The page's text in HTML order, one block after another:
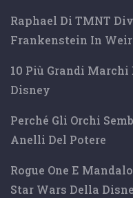
Raphael Di TMNT
Frankenstein In
10 Più Grandi
Disney
Perché Gli Orchi
Anelli Del Potere
Rogue One E
Star Wars Della